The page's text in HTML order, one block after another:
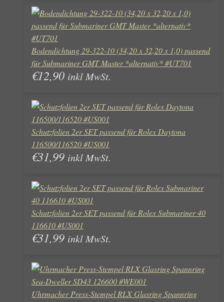
Bodendichtung 29-322-10 (34,20 x 32,20 x 1,0) passend
für Submariner GMT Master *alternativ* #UT701
€12,90 inkl MwSt.
Schutzfolien 2er SET passend für Rolex Daytona
116500/116520 #US001
€31,99 inkl MwSt.
Schutzfolien 2er SET passend für Rolex Submariner 40
116610 #US001
€31,99 inkl MwSt.
Uhrmacher Press-Stempel RLX Glasring Spannring